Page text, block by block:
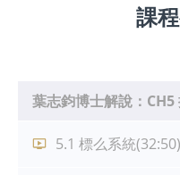
課
葉志鈞博士解說：CH5
5.1 標么系統(32:50)